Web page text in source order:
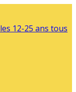
12-25 ans tous